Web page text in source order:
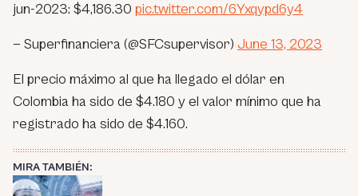
jun-2023: $4,186.30 pic.twitter.com/6Yxqypd6y4
— Superfinanciera (@SFCsupervisor) June 13, 2023
El precio máximo al que ha llegado el dólar en
Colombia ha sido de $4.180 y el valor mínimo que ha
registrado ha sido de $4.160.
MIRA TAMBIÉN: